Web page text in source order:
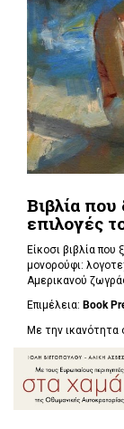
Βιβλία που
επιλογές
Είκοσι βιβλία
μονορούφι:
Αμερικανού
Επιμέλεια: Book
Με την